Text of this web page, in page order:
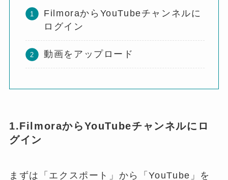
FilmoraからYouTubeチャンネルに
ログイン
動画をアップロード
1.FilmoraからYouTubeチャンネルにロ
グイン
まずは「エクスポート」から「YouTube」を